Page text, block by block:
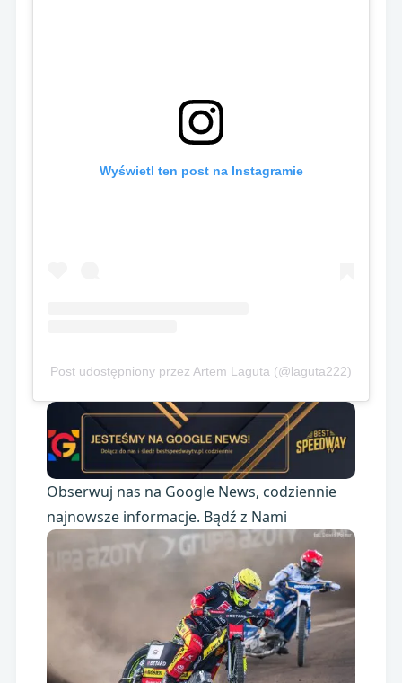
Wyświetl ten post na Instagramie
Post udostępniony przez Artem Laguta (@laguta222)
Obserwuj nas na Google News, codziennie
najnowsze informacje. Bądź z Nami